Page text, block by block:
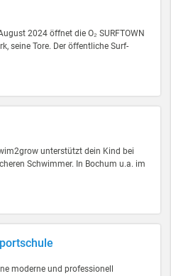
2024 öffnet die O₂ SURFTOWN
seine Tore. Der öffentliche Surf-
unterstützt dein Kind bei
Schwimmer. In Bochum u.a. im
moderne und professionell